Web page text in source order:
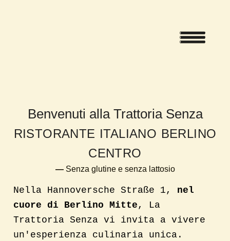
Benvenuti alla Trattoria Senza
RISTORANTE ITALIANO BERLINO
CENTRO
—Senza glutine e senza lattosio
Nella Hannoversche Straße 1, nel
cuore di Berlino Mitte, La
Trattoria Senza vi invita a vivere
un'esperienza culinaria unica.